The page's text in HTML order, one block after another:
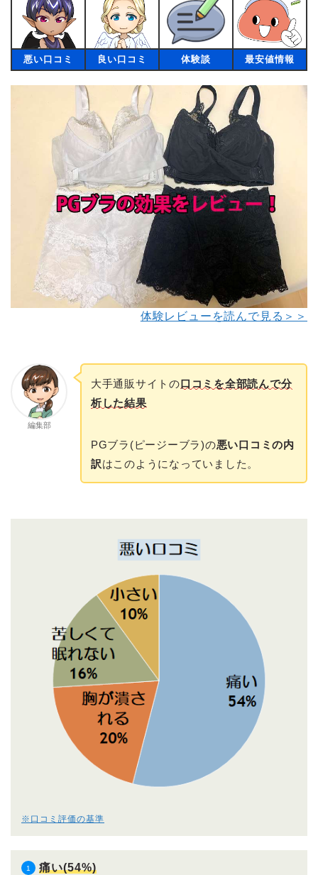
悪い口コミ 良い口コミ 体験談 最安値情報
体験レビューを読んで見る＞＞
編集部
大手通販サイトの口コミを全部読んで分
析した結果
PGブラ(ピージーブラ)の悪い口コミの内
訳はこのようになっていました。
※口コミ評価の基準
痛い(54%)